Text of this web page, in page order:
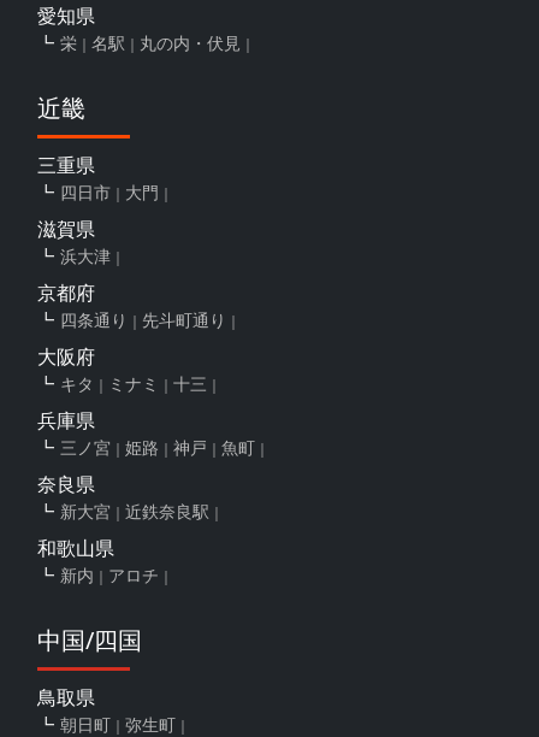
愛知県
栄 名駅 丸の内・伏見
近畿
三重県
四日市 大門
滋賀県
浜大津
京都府
四条通り 先斗町通り
大阪府
キタ ミナミ 十三
兵庫県
三ノ宮 姫路 神戸 魚町
奈良県
新大宮 近鉄奈良駅
和歌山県
新内 アロチ
中国/四国
鳥取県
朝日町 弥生町